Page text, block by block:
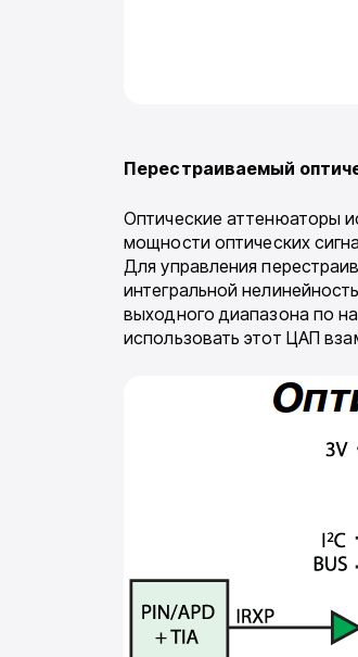
Перестраиваемый
Оптические аттенюаторы
мощности оптических
Для уп­равления
интегральной
выходного диапазона по
использовать этот ЦАП